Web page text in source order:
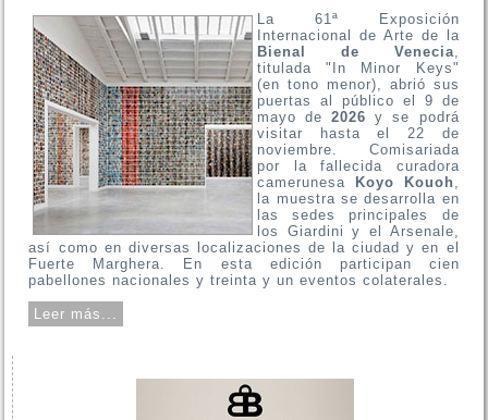
La 61ª Exposición
Internacional de Arte de la
Bienal de Venecia,
titulada "In Minor Keys"
(en tono menor), abrió sus
puertas al público el 9 de
mayo de2026 y se podrá
visitar hasta el 22 de
noviembre. Comisariada
por la fallecida curadora
camerunesa
Koyo Kouoh,
la muestra se desarrolla en
las sedes principales de
los Giardini y el Arsenale,
así como en diversas localizaciones de la ciudad y en el
Fuerte Marghera. En esta edición participan cien
pabellones nacionales y treinta y un eventos colaterales.
Leer más...